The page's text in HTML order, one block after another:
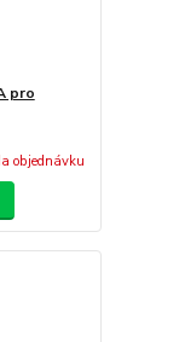
pro
objednávku